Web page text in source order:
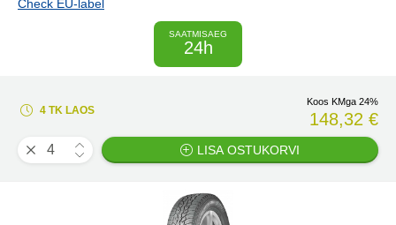
Check EU-label
SAATMISAEG
24h
4 TK LAOS
Koos KMga 24%
148,32 €
LISA OSTUKORVI